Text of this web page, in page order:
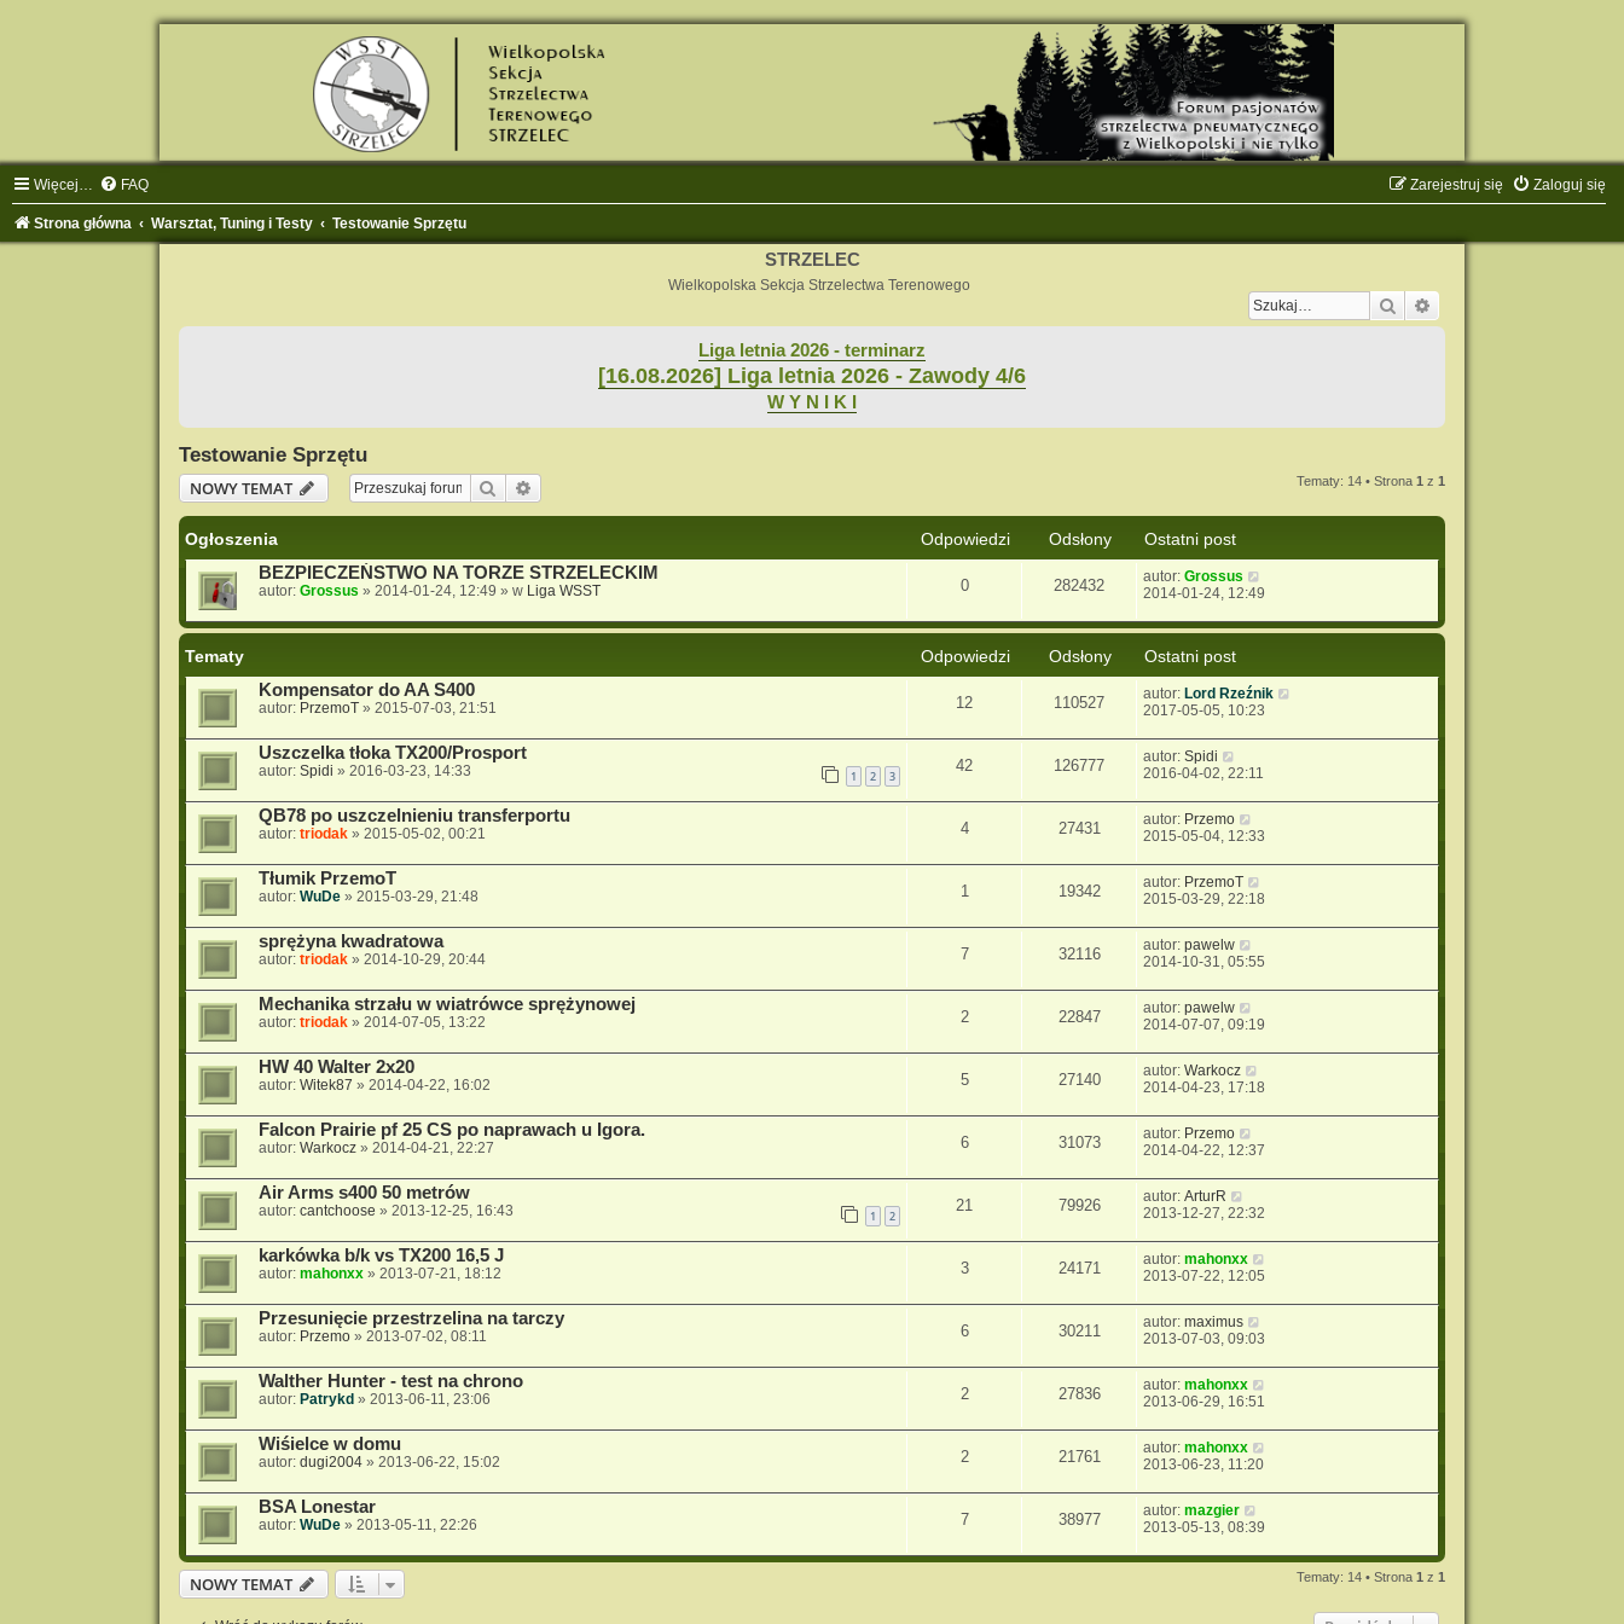
Więcej… FAQ Zaloguj się
Zarejestruj się
Strona główna Warsztat, Tuning i Testy Testowanie Sprzętu
STRZELEC
Wielkopolska Sekcja Strzelectwa Terenowego
Szukaj
Liga letnia 2026 - terminarz
[16.08.2026] Liga letnia 2026 - Zawody 4/6
W Y N I K I
Testowanie Sprzętu
NOWY TEMAT
Szukaj Tematy: 14 • Strona1 z1
Ogłoszenia Odpowiedzi Odsłony
Ostatni post
BEZPIECZEŃSTWO NA TORZE STRZELECKIM
autor: Grossus » 2014-01-24, 12:49 » w Liga WSST 0 282432 autor:Grossus
2014-01-24, 12:49
Tematy Odpowiedzi Odsłony
Ostatni post
Kompensator do AA S400
autor: PrzemoT» 2015-07-03, 21:51 12 110527 autor:Lord Rzeźnik
2017-05-05, 10:23
Uszczelka tłoka TX200/Prosport
autor: Spidi » 2016-03-23, 14:33 1 2 3
42 126777 autor:Spidi
2016-04-02, 22:11
QB78 po uszczelnieniu transferportu
autor: triodak» 2015-05-02, 00:21 4 27431 autor: Przemo
2015-05-04, 12:33
Tłumik PrzemoT
autor: WuDe» 2015-03-29, 21:48 1 19342 autor: PrzemoT
2015-03-29, 22:18
sprężyna kwadratowa
autor: triodak» 2014-10-29, 20:44 7 32116 autor:pawelw
2014-10-31, 05:55
Mechanika strzału w wiatrówce sprężynowej
autor: triodak» 2014-07-05, 13:22 2 22847 autor:pawelw
2014-07-07, 09:19
HW 40 Walter 2x20
autor: Witek87 » 2014-04-22, 16:02 5 27140 autor:Warkocz
2014-04-23, 17:18
Falcon Prairie pf 25 CS po naprawach u Igora.
autor: Warkocz» 2014-04-21, 22:27 6 31073 autor: Przemo
2014-04-22, 12:37
Air Arms s400 50 metrów
autor: cantchoose » 2013-12-25, 16:43 1 2
21 79926 autor:ArturR
2013-12-27, 22:32
karkówka b/k vs TX200 16,5 J
autor: mahonxx» 2013-07-21, 18:12 3 24171 autor:mahonxx
2013-07-22, 12:05
Przesunięcie przestrzelina na tarczy
autor: Przemo» 2013-07-02, 08:11 6 30211 autor:maximus
2013-07-03, 09:03
Walther Hunter - test na chrono
autor: Patrykd» 2013-06-11, 23:06 2 27836 autor:mahonxx
2013-06-29, 16:51
Wiśielce w domu
autor: dugi2004» 2013-06-22, 15:02 2 21761 autor:mahonxx
2013-06-23, 11:20
BSA Lonestar
autor: WuDe» 2013-05-11, 22:26 7 38977 autor:mazgier
2013-05-13, 08:39
NOWY TEMAT Tematy: 14 • Strona1 z1